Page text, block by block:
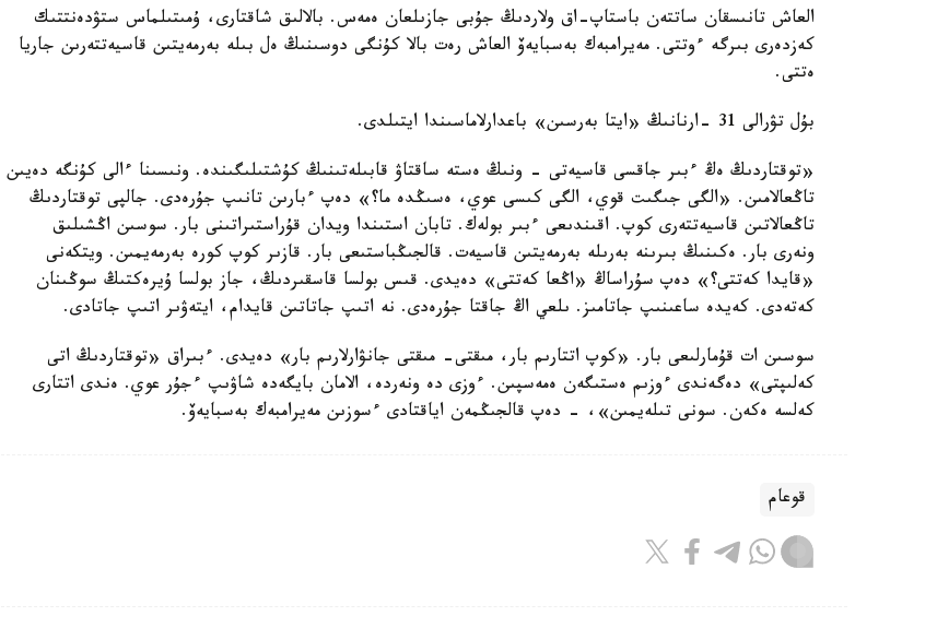
العاش تانىسقان ساتتەن باستاپ-اق ولاردىڭ جۇبى جازىلعان ەمەس. بالالىق شاقتارى، ۇمىتىلماس ستۋدەنتتىك
كەزدەرى بىرگە ءوتتى. مەيرامبەك بەسبايەۆ العاش رەت بالا كۇنگى دوسىنىڭ ەل بىلە بەرمەيتىن قاسيەتتەرىن جاريا
ەتتى.
بۇل تۋرالى 31 -ارنانىڭ «ايتا بەرسىن» باعدارلاماسىندا ايتىلدى.
«توقتاردىڭ ەڭ ءبىر جاقسى قاسيەتى - ونىڭ ەستە ساقتاۋ قابىلەتىنىڭ كۇشتىلىگىندە. ونىسىنا ءالى كۇنگە دەيىن
تاڭعالامىن. «الگى جىگىت قوي، الگى كىسى عوي، ەسىڭدە ما؟» دەپ ءبارىن تانىپ جۇرەدى. جالپى توقتاردىڭ
تاڭعالاتىن قاسيەتتەرى كوپ. اقىندىعى ءبىر بولەك. تابان استىندا ويدان قۇراستىراتىنى بار. سوسىن اڭشىلىق
ونەرى بار. ەكىنىڭ بىرىنە بەرىلە بەرمەيتىن قاسيەت. قالجىڭباستىعى بار. قازىر كوپ كورە بەرمەيمىن. ويتكەنى
«قايدا كەتتى؟» دەپ سۇراساڭ «اڭعا كەتتى» دەيدى. قىس بولسا قاسقىردىڭ، جاز بولسا ۇيرەكتىڭ سوڭىنان
كەتەدى. كەيدە ساعىنىپ جاتامىز. ىلعي اڭ جاقتا جۇرەدى. نە اتىپ جاتاتىن قايدام، ايتەۋىر اتىپ جاتادى.
سوسىن ات قۇمارلىعى بار. «كوپ اتتارىم بار، مىقتى- مىقتى جانۋارلارىم بار» دەيدى. ءبىراق «توقتاردىڭ اتى
كەلىپتى» دەگەندى ءوزىم ەستىگەن ەمەسپىن. ءوزى دە ونەردە، الامان بايگەدە شاۋىپ ءجۇر عوي. ەندى اتتارى
كەلسە ەكەن. سونى تىلەيمىن»، - دەپ قالجىڭمەن اياقتادى ءسوزىن مەيرامبەك بەسبايەۆ.
قوعام